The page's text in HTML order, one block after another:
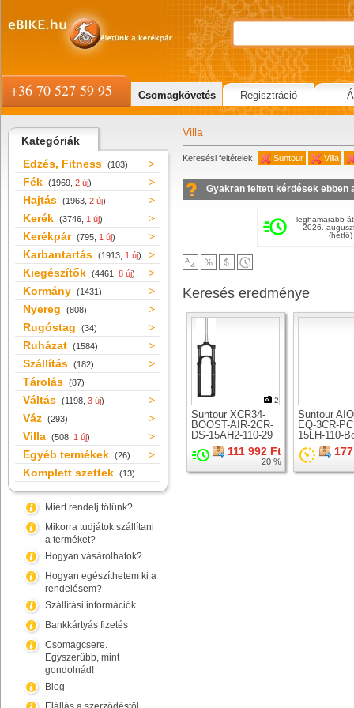
Kategóriák
Edzés, Fitness (103)
Fék (1969, 2 új)
Hajtás (1963, 2 új)
Kerék (3746, 1 új)
Kerékpár (795, 1 új)
Karbantartás (1913, 1 új)
Kiegészítők (4461, 8 új)
Kormány (1431)
Nyereg (808)
Rugóstag (34)
Ruházat (1584)
Szállítás (182)
Tárolás (87)
Váltás (1198, 3 új)
Váz (293)
Villa (508, 1 új)
Egyéb termékek (26)
Komplett szettek (13)
Miért rendelj tőlünk?
Mikorra tudjátok szállítani
a terméket?
Hogyan vásárolhatok?
Hogyan egészíthetem ki a
rendelésem?
Szállítási információk
Bankkártyás fizetés
Csomagcsere.
Egyszerűbb, mint
gondolnád!
Blog
Villa
Keresési feltételek: Suntour Villa
Gyakran feltett kérdések ebben
leghamarabb
2026.
(hétfő)
Keresés eredménye
2
Suntour XCR34-
BOOST-AIR-2CR-
DS-15AH2-110-29
teleszkóp 29er
kerékhez111 992 Ft
20 %
Suntour
EQ-3CR-
15LH-110-
teleszkóp
kerékhez
+36 70 527 59 95 Csomagkövetés Regisztráció